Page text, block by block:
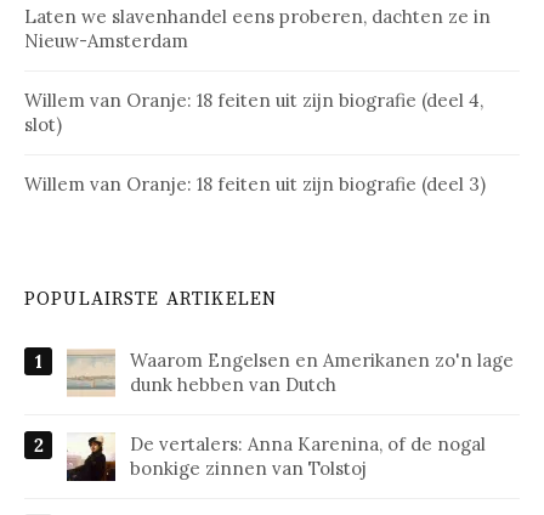
Laten we slavenhandel eens proberen, dachten ze in
Nieuw-Amsterdam
Willem van Oranje: 18 feiten uit zijn biografie (deel 4,
slot)
Willem van Oranje: 18 feiten uit zijn biografie (deel 3)
POPULAIRSTE ARTIKELEN
Waarom Engelsen en Amerikanen zo'n lage
dunk hebben van Dutch
De vertalers: Anna Karenina, of de nogal
bonkige zinnen van Tolstoj